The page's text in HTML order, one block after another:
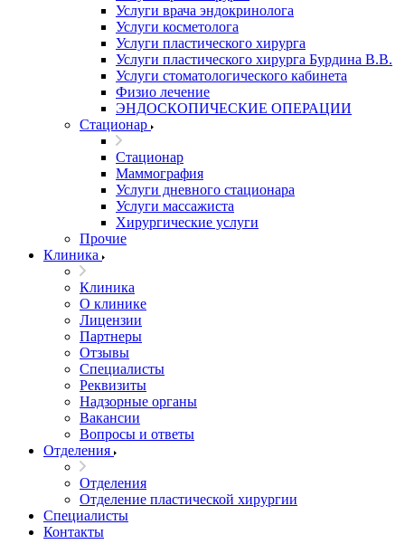
Услуги врача эндокринолога
Услуги косметолога
Услуги пластического хирурга
Услуги пластического хирурга Бурдина В.В.
Услуги стоматологического кабинета
Физио лечение
ЭНДОСКОПИЧЕСКИЕ ОПЕРАЦИИ
Стационар
Стационар
Маммография
Услуги дневного стационара
Услуги массажиста
Хирургические услуги
Прочие
Клиника
Клиника
О клинике
Лицензии
Партнеры
Отзывы
Специалисты
Реквизиты
Надзорные органы
Вакансии
Вопросы и ответы
Отделения
Отделения
Отделение пластической хирургии
Специалисты
Контакты